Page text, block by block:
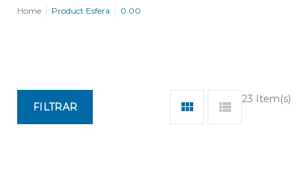
Home Product Esfera 0.00
23 Item(s)
FILTRAR